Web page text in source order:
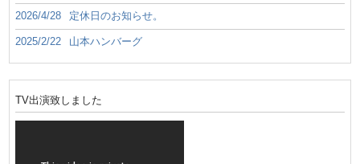
2026/4/28 定休日のお知らせ。
2025/2/22 山本ハンバーグ
TV出演致しました